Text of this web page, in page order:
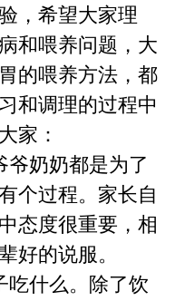
，希望大家理
和喂养问题，大
的喂养方法，都
和调理的过程中
家：
奶奶都是为了
个过程。家长自
态度很重要，相
好的说服。
什么。除了饮